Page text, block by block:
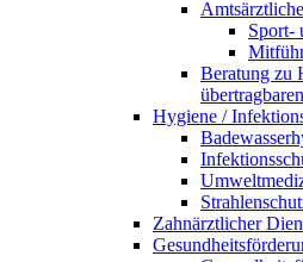
Sport-
Beratung zu
Hygiene /
Zahnärztlicher